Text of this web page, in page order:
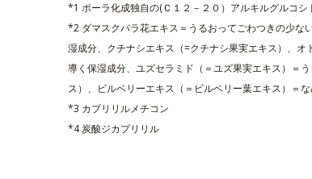
*1 ポーラ化成独自の(Ｃ１２－２０）アルキルグルコ
*2 ダマスクバラ花エキス＝うるおってごわつきの少な
湿成分、クチナシエキス（=クチナシ果実エキス）、
導く保湿成分、ユズセラミド（＝ユズ果実エキス）＝
ス）、ビルベリーエキス（＝ビルベリー葉エキス）＝
*3 カプリリルメチコン
*4 炭酸ジカプリリル